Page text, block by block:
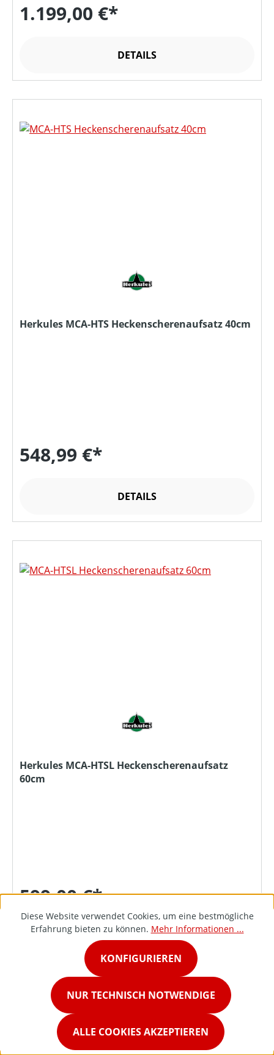
1.199,00 €*
DETAILS
Herkules MCA-HTS Heckenscherenaufsatz 40cm
548,99 €*
DETAILS
Herkules MCA-HTSL Heckenscherenaufsatz
60cm
599,00 €*
DETAILS
Diese Website verwendet Cookies, um eine bestmögliche
Erfahrung bieten zu können. Mehr Informationen ...
NUR TECHNISCH NOTWENDIGE
KONFIGURIEREN
ALLE COOKIES AKZEPTIEREN